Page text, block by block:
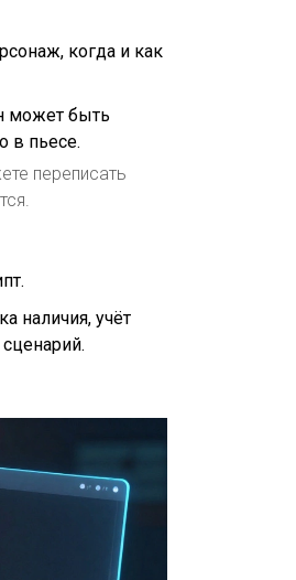
когда и как
может быть
в пьесе.
переписать
наличия, учёт